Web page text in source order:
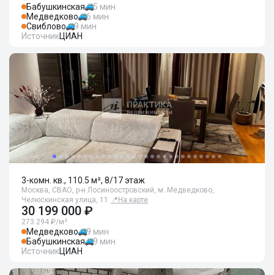
Бабушкинская
5 мин
Медведково
6 мин
Свиблово
9 мин
ИсточникЦИАН
3-комн. кв., 110.5 м², 8/17 этаж
Москва, СВАО, р-н Лосиноостровский, м. Медведково,
Челюскинская улица, 11
📍 На карте
30 199 000 ₽
273 294 ₽/м²
Медведково
9 мин
Бабушкинская
9 мин
ИсточникЦИАН